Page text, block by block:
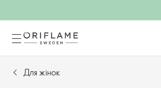
Для жінок